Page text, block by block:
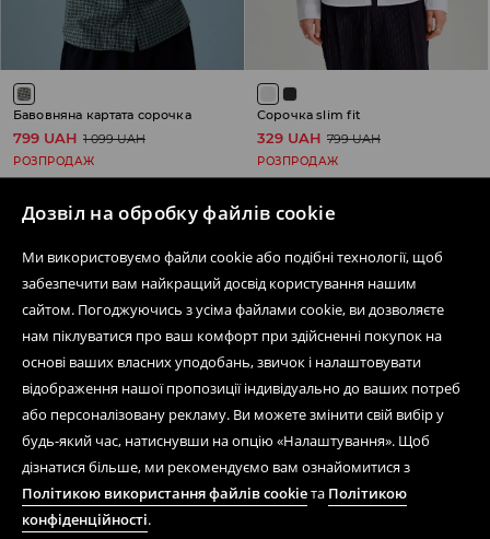
Дозвіл на обробку файлів cookie
Ми використовуємо файли cookie або подібні технології, щоб
забезпечити вам найкращий досвід користування нашим
сайтом. Погоджуючись з усіма файлами cookie, ви дозволяєте
нам піклуватися про ваш комфорт при здійсненні покупок на
основі ваших власних уподобань, звичок і налаштовувати
відображення нашої пропозиції індивідуально до ваших потреб
або персоналізовану рекламу. Ви можете змінити свій вибір у
будь-який час, натиснувши на опцію «Налаштування». Щоб
дізнатися більше, ми рекомендуємо вам ознайомитися з
Політикою використання файлів cookieта Політикою
конфіденційності.
Бавовняна картата сорочка
799 UAH 1 099 UAH
РОЗПРОДАЖ
Сорочка slim fit
329 UAH 799 UAH
РОЗПРОДАЖ
Дізнатися більше про House
Допомога та контакт
Інтернет-магазин
Умови
Мобільний додаток